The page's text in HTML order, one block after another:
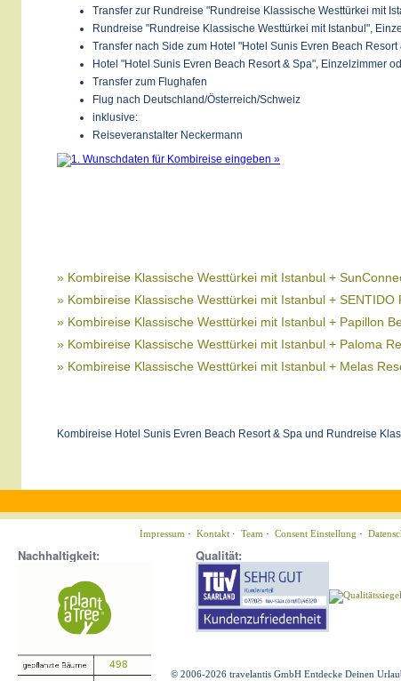
Transfer zur Rundreise "Rundreise Klassische Westtürkei mit
Rundreise "Rundreise Klassische Westtürkei mit Istanbul",
Transfer nach Side zum Hotel "Hotel Sunis Evren Beach Resort
Hotel "Hotel Sunis Evren Beach Resort & Spa", Einzelzimmer
Transfer zum Flughafen
Flug nach Deutschland/Österreich/Schweiz
inklusive:
Reiseveranstalter Neckermann
» Kombireise Klassische Westtürkei mit Istanbul +
» Kombireise Klassische Westtürkei mit Istanbul + SENTIDO
» Kombireise Klassische Westtürkei mit Istanbul + Papillon
» Kombireise Klassische Westtürkei mit Istanbul + Paloma
» Kombireise Klassische Westtürkei mit Istanbul + Melas
Kombireise Hotel Sunis Evren Beach Resort & Spa und Rundreise
Impressum · Kontakt · Team · Consent Einstellung ·
Nachhaltigkeit: Qualität:
© 2006-2026 travelantis GmbH Entdecke Deinen